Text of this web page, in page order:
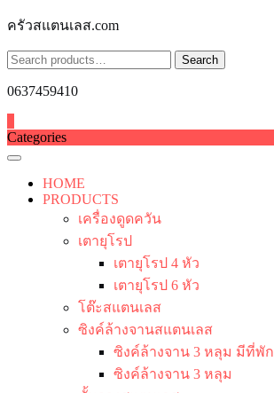
Skip
content
ครัวสแตนเลส.com
Search
for:
Search
0637459410
Categories
HOME
PRODUCTS
เครื่องดูดควัน
เตายุโรป
เตายุโรป 4 หัว
เตายุโรป 6 หัว
โต๊ะสแตนเลส
ซิงค์ล้างจานสแตนเลส
ซิงค์ล้างจาน 3 หลุม มีที่พั
ซิงค์ล้างจาน 3 หลุม